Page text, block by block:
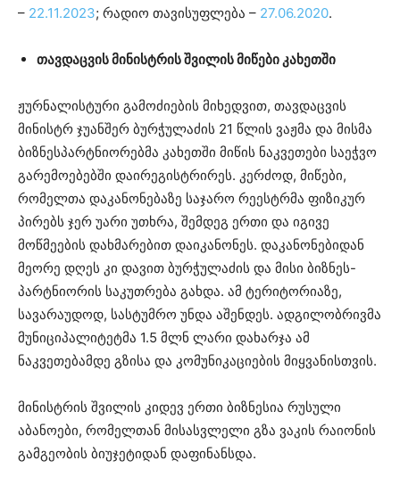
– 22.11.2023; რადიო თავისუფლება – 27.06.2020.
თავდაცვის მინისტრის შვილის მიწები კახეთში
ჟურნალისტური გამოძიების მიხედვით, თავდაცვის
მინისტრ ჯუანშერ ბურჭულაძის 21 წლის ვაჟმა და მისმა
ბიზნესპარტნიორებმა კახეთში მიწის ნაკვეთები საეჭვო
გარემოებებში დაირეგისტრირეს. კერძოდ, მიწები,
რომელთა დაკანონებაზე საჯარო რეესტრმა ფიზიკურ
პირებს ჯერ უარი უთხრა, შემდეგ ერთი და იგივე
მოწმეების დახმარებით დაიკანონეს. დაკანონებიდან
მეორე დღეს კი დავით ბურჭულაძის და მისი ბიზნეს-
პარტნიორის საკუთრება გახდა. ამ ტერიტორიაზე,
სავარაუდოდ, სასტუმრო უნდა აშენდეს. ადგილობრივმა
მუნიციპალიტეტმა 1.5 მლნ ლარი დახარჯა ამ
ნაკვეთებამდე გზისა და კომუნიკაციების მიყვანისთვის.
მინისტრის შვილის კიდევ ერთი ბიზნესია რუსული
აბანოები, რომელთან მისასვლელი გზა ვაკის რაიონის
გამგეობის ბიუჯეტიდან დაფინანსდა.